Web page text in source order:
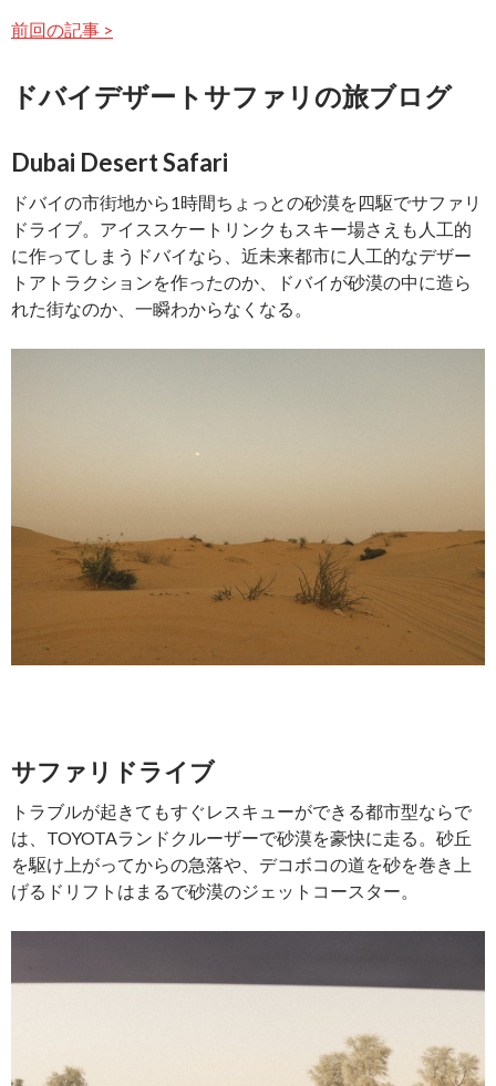
前回の記事 >
ドバイデザートサファリの旅ブログ
Dubai Desert Safari
ドバイの市街地から1時間ちょっとの砂漠を四駆でサファリ
ドライブ。アイススケートリンクもスキー場さえも人工的
に作ってしまうドバイなら、近未来都市に人工的なデザー
トアトラクションを作ったのか、ドバイが砂漠の中に造ら
れた街なのか、一瞬わからなくなる。
サファリドライブ
トラブルが起きてもすぐレスキューができる都市型ならで
は、TOYOTAランドクルーザーで砂漠を豪快に走る。砂丘
を駆け上がってからの急落や、デコボコの道を砂を巻き上
げるドリフトはまるで砂漠のジェットコースター。